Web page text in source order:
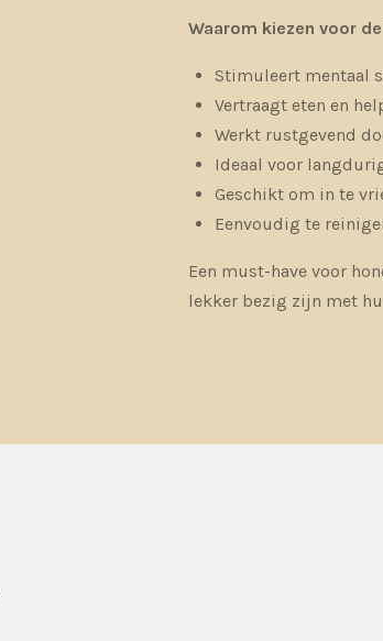
Waarom kiezen voor
Stimuleert mentaal
Vertraagt eten en
Werkt rustgevend
Ideaal voor
Geschikt om in te
Eenvoudig te
Een must-have voor
lekker bezig zijn met